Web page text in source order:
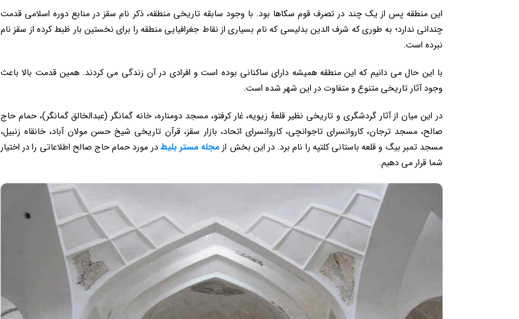
این منطقه پس از یک چند در تصرف قوم سکاها بود. با وجود سابقه تاریخی منطقه، ذکر نام سقز در منابع دوره اسلامی قدمت
چندانی ندارد؛ به طوری که شرف الدین بدلیسی که نام بسیاری از نقاط جغرافیایی منطقه را برای نخستین بار ظبط کرده از سقز نام
نبرده است.
با این حال می دانیم که این منطقه همیشه دارای ساکنانی بوده است و افرادی در آن زندگی می کردند. همین قدمت بالا باعث
وجود آثار تاریخی متنوع و متفاوت در این شهر شده است.
در این میان از آثار گردشگری و تاریخی نظیر قلعهٔ زیویه، غار کرفتو، مسجد دومناره، خانه گمانگر (عبدالخالق گمانگر)، حمام حاج
صالح، مسجد ترجان، کاروانسرای تاجوانچی، کاروانسرای اتحاد، بازار سقز، قرآن تاریخی شیخ حسن مولان آباد، خانقاه زنبیل،
مسجد تمبر بیگ و قلعه باستانی کلتپه را نام برد. در این بخش ازمجله مستر بلیطدر مورد حمام حاج صالح اطلاعاتی را در اختیار
شما قرار می دهیم.